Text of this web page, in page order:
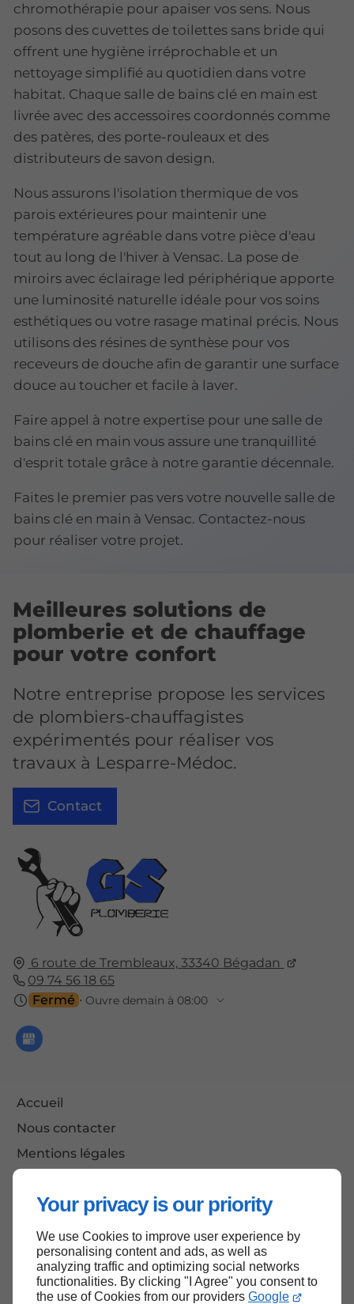
Your privacy is our priority
We use Cookies to improve user experience by
personalising content and ads, as well as
analyzing traffic and optimizing social networks
functionalities. By clicking "I Agree" you consent to
the use of Cookies from our providers Google
chromothérapie pour apaiser vos sens. Nous
posons des cuvettes de toilettes sans bride qui
offrent une hygiène irréprochable et un
nettoyage simplifié au quotidien dans votre
habitat. Chaque salle de bains clé en main est
livrée avec des accessoires coordonnés comme
des patères, des porte-rouleaux et des
distributeurs de savon design.
Nous assurons l'isolation thermique de vos
parois extérieures pour maintenir une
température agréable dans votre pièce d'eau
tout au long de l'hiver à Vensac. La pose de
miroirs avec éclairage led périphérique apporte
une luminosité naturelle idéale pour vos soins
esthétiques ou votre rasage matinal précis. Nous
utilisons des résines de synthèse pour vos
receveurs de douche afin de garantir une surface
douce au toucher et facile à laver.
Faire appel à notre expertise pour une salle de
bains clé en main vous assure une tranquillité
d'esprit totale grâce à notre garantie décennale.
Faites le premier pas vers votre nouvelle salle de
bains clé en main à Vensac. Contactez-nous
pour réaliser votre projet.
6 route de Trembleaux, 33340 Bégadan
09 74 56 18 65
Fermé ⋅ Ouvre demain à 08:00
Accueil
Nous contacter
Mentions légales
Meilleures solutions de
plomberie et de chauffage
pour votre confort
Notre entreprise propose les services
de plombiers-chauffagistes
expérimentés pour réaliser vos
travaux à Lesparre-Médoc.
Contact
Haut de page